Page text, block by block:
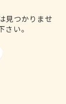
見つかりませ
い。